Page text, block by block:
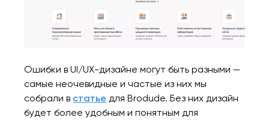
Ошибки в UI/UX-дизайне могут быть разными —
самые неочевидные и частые из них мы
собрали в статье для Brodude. Без них дизайн
будет более удобным и понятным для